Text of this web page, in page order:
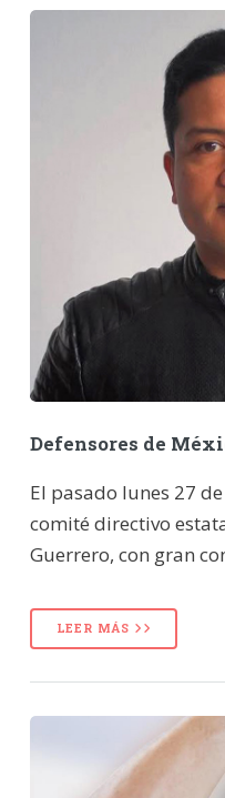
Defensores de
El pasado lunes 27
comité directivo
Guerrero, con gran
LEER MÁS